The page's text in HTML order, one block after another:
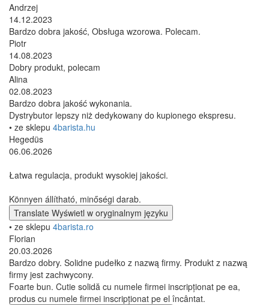
Andrzej
14.12.2023
Bardzo dobra jakość, Obsługa wzorowa. Polecam.
Piotr
14.08.2023
Dobry produkt, polecam
Alina
02.08.2023
Bardzo dobra jakość wykonania.
Dystrybutor lepszy niż dedykowany do kupionego ekspresu.
• ze sklepu 4barista.hu
Hegedüs
06.06.2026
Łatwa regulacja, produkt wysokiej jakości.
Könnyen állítható, minőségi darab.
Translate Wyświetl w oryginalnym języku
• ze sklepu 4barista.ro
Florian
20.03.2026
Bardzo dobry. Solidne pudełko z nazwą firmy. Produkt z nazwą
firmy jest zachwycony.
Foarte bun. Cutie solidă cu numele firmei inscripționat pe ea,
produs cu numele firmei inscripționat pe el încântat.